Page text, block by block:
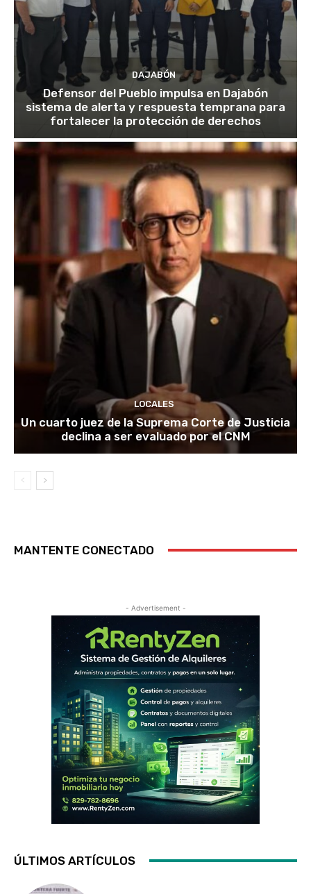
DAJABÓN
Defensor del Pueblo impulsa en Dajabón
sistema de alerta y respuesta temprana para
fortalecer la protección de derechos
LOCALES
Un cuarto juez de la Suprema Corte de Justicia
declina a ser evaluado por el CNM
MANTENTE CONECTADO
- Advertisement -
ÚLTIMOS ARTÍCULOS